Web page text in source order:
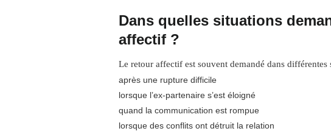
Dans quelles situations
affectif ?
Le retour affectif est souvent demandé dans différentes
après une rupture difficile
lorsque l’ex-partenaire s’est éloigné
quand la communication est rompue
lorsque des conflits ont détruit la relation